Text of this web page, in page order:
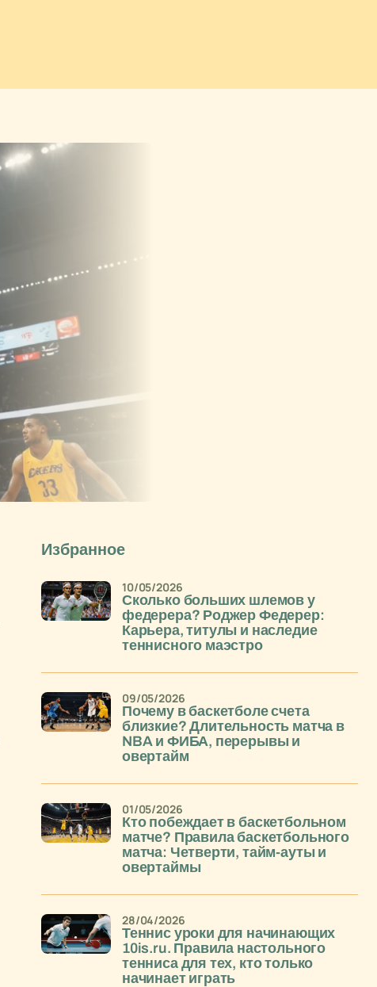
Избранное
Сколько больших шлемов у
федерера? Роджер Федерер:
Карьера, титулы и наследие
теннисного маэстро
10/05/2026
Почему в баскетболе счета
близкие? Длительность матча в
NBA и ФИБА, перерывы и
овертайм
09/05/2026
Кто побеждает в баскетбольном
матче? Правила баскетбольного
матча: Четверти, тайм-ауты и
овертаймы
01/05/2026
Теннис уроки для начинающих
10is.ru. Правила настольного
тенниса для тех, кто только
начинает играть
28/04/2026